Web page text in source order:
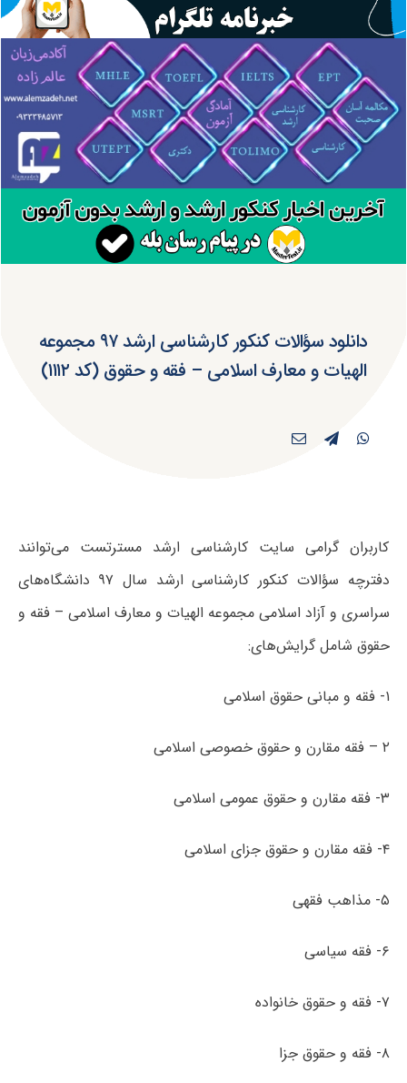
دانلود سؤالات کنکور کارشناسی ارشد ۹۷ مجموعه
الهیات و معارف اسلامی – فقه و حقوق (کد ۱۱۱۲)
کاربران گرامی سایت کارشناسی ارشد مسترتست می‌توانند
دفترچه سؤالات کنکور کارشناسی ارشد سال ۹۷ دانشگاه‌های
سراسری و آزاد اسلامی مجموعه الهیات و معارف اسلامی – فقه و
حقوق شامل گرایش‌های:
۱- فقه و مبانی حقوق اسلامی
۲ – فقه مقارن و حقوق خصوصی اسلامی
۳- فقه مقارن و حقوق عمومی اسلامی
۴- فقه مقارن و حقوق جزای اسلامی
۵- مذاهب فقهی
۶- فقه سیاسی
۷- فقه و حقوق خانواده
۸- فقه و حقوق جزا